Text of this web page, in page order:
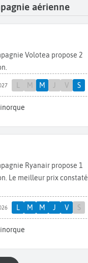
aérienne
Volotea propose 2
M M J V S
Ryanair propose 1
Le meilleur prix constaté
L M M J V S